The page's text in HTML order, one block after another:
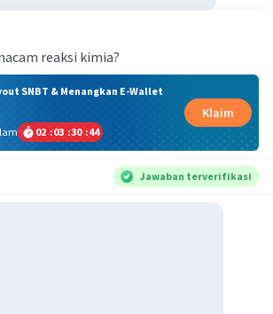
reaksi kimia?
SNBT & Menangkan E-Wallet
02 :03 :30 :44
Klaim
Jawaban terverifikasi